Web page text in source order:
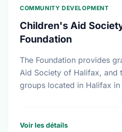
COMMUNITY DEVELOPMENT
Children's Aid
Foundation
The Foundation provides
Aid Society of Halifax, and
groups located in Halifax in
Voir les détails